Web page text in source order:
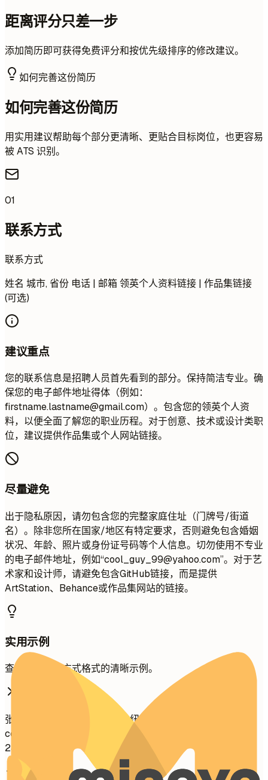
距离评分只差一步
添加简历即可获得免费评分和按优先级排序的修改建议。
如何完善这份简历
如何完善这份简历
用实用建议帮助每个部分更清晰、更贴合目标岗位，也更容易
被 ATS 识别。
01
联系方式
联系方式
姓名 城市, 省份 电话 | 邮箱 领英个人资料链接 | 作品集链接
(可选)
建议重点
您的联系信息是招聘人员首先看到的部分。保持简洁专业。确
保您的电子邮件地址得体（例如：
firstname.lastname@gmail.com）。包含您的领英个人资
料，以便全面了解您的职业历程。对于创意、技术或设计类职
位，建议提供作品集或个人网站链接。
尽量避免
出于隐私原因，请勿包含您的完整家庭住址（门牌号/街道
名）。除非您所在国家/地区有特定要求，否则避免包含婚姻
状况、年龄、照片或身份证号码等个人信息。切勿使用不专业
的电子邮件地址，例如“cool_guy_99@yahoo.com”。对于艺
术家和设计师，请避免包含GitHub链接，而是提供
ArtStation、Behance或作品集网站的链接。
实用示例
查看有效联系方式格式的清晰示例。
张三 随机街1234号，公寓56 纽约，NY 10001
cool_guy_99@yahoo.com
github.com/aliciacode 单身，
28岁
推荐写法